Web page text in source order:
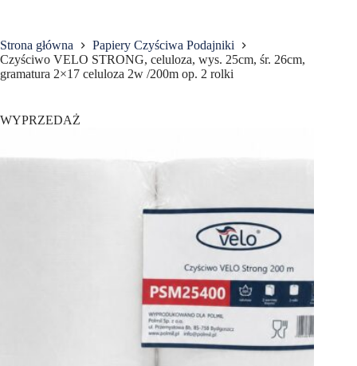
Strona główna
Papiery Czyściwa Podajniki
Czyściwo VELO STRONG, celuloza, wys. 25cm, śr. 26cm,
gramatura 2×17 celuloza 2w /200m op. 2 rolki
WYPRZEDAŻ